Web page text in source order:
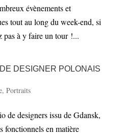
évènements et
tout au long du week-end, si
pas à y faire un tour !...
DESIGNER POLONAIS
, Portraits
de designers issu de Gdansk,
fonctionnels en matière